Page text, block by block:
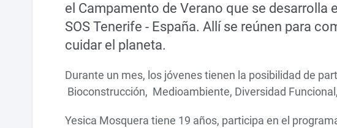
el Campamento de Verano que se desarrolla
SOS Tenerife - España. Allí se reúnen para
cuidar el planeta.
Durante un mes, los jóvenes tienen la posibilidad de
Bioconstrucción, Medioambiente, Diversidad
Yesica Mosquera tiene 19 años, participa en el